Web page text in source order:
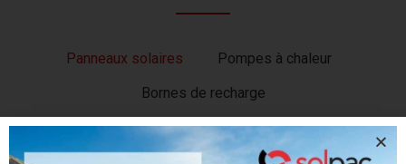
Panneaux solaires
Pompes à chaleur
Bornes de recharge